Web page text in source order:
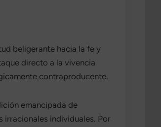
beligerante hacia la fe y
directo a la vivencia
contraproducente.
emancipada de
irracionales individuales. Por